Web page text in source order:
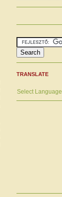
TRANSLATE
Select Language